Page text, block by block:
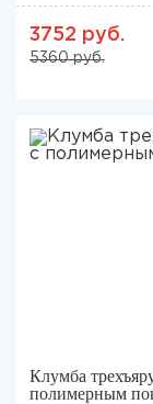
3752 руб.
5360 руб.
Клумба
полимерным